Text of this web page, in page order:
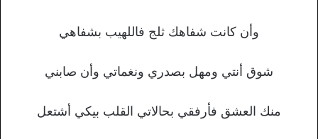
وأن كانت شفاهك ثلج فاللهيب بشفاهي
شوق أنتي ومهل بصدري ونغماتي وأن صابني
منك العشق فأرفقي بحالاتي القلب بيكي أشتعل